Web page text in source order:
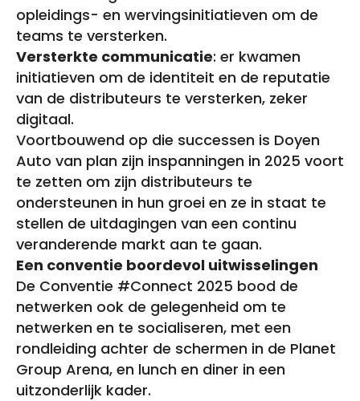
opleidings- en wervingsinitiatieven om de
teams te versterken.
Versterkte communicatie: er kwamen
initiatieven om de identiteit en de reputatie
van de distributeurs te versterken, zeker
digitaal.
Voortbouwend op die successen is Doyen
Auto van plan zijn inspanningen in 2025 voort
te zetten om zijn distributeurs te
ondersteunen in hun groei en ze in staat te
stellen de uitdagingen van een continu
veranderende markt aan te gaan.
Een conventie boordevol uitwisselingen
De Conventie #Connect 2025 bood de
netwerken ook de gelegenheid om te
netwerken en te socialiseren, met een
rondleiding achter de schermen in de Planet
Group Arena, en lunch en diner in een
uitzonderlijk kader.